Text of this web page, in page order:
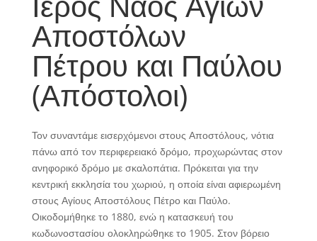
Αποστόλων
Πέτρου και Παύλου
(Απόστολοι)
Τον συναντάμε εισερχόμενοι στους Αποστόλους, νότια
πάνω από τον περιφερειακό δρόμο, προχωρώντας στον
ανηφορικό δρόμο με σκαλοπάτια. Πρόκειται για την
κεντρική εκκλησία του χωριού, η οποία είναι αφιερωμένη
στους Αγίους Αποστόλους Πέτρο και Παύλο.
Οικοδομήθηκε το 1880, ενώ η κατασκευή του
κωδωνοστασίου ολοκληρώθηκε το 1905. Στον βόρειο